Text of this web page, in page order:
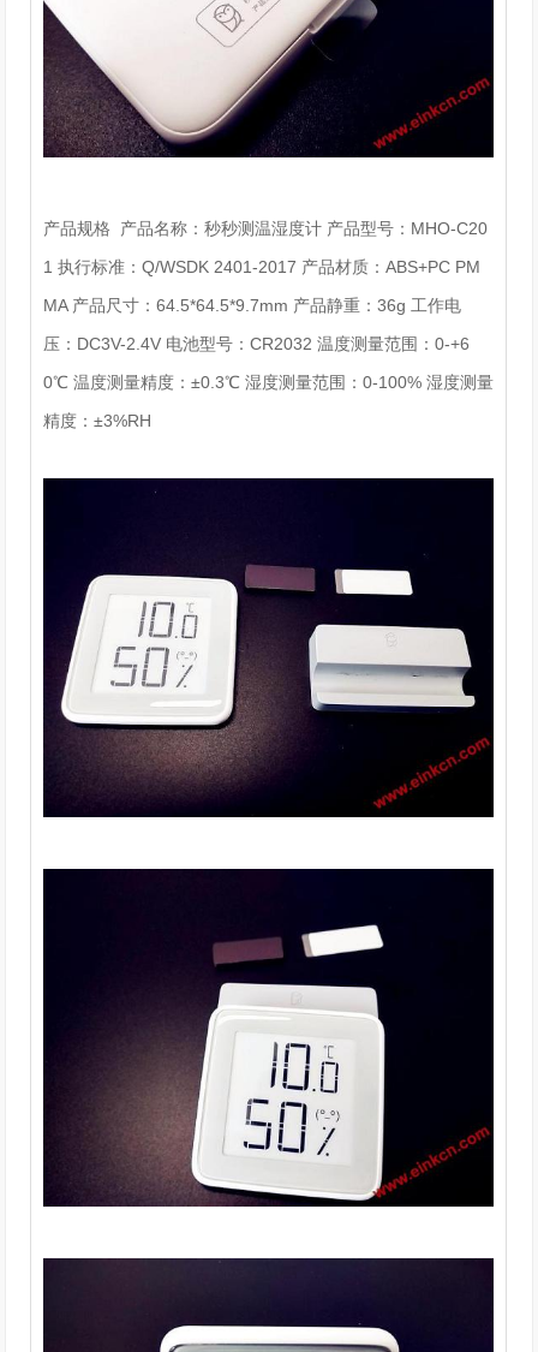
产品规格 产品名称：秒秒测温湿度计 产品型号：MHO-C20
1 执行标准：Q/WSDK 2401-2017 产品材质：ABS+PC PM
MA 产品尺寸：64.5*64.5*9.7mm 产品静重：36g 工作电
压：DC3V-2.4V 电池型号：CR2032 温度测量范围：0-+6
0℃ 温度测量精度：±0.3℃ 湿度测量范围：0-100% 湿度测量
精度：±3%RH